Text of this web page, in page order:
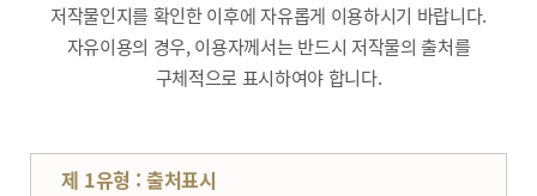
저작물인지를 확인한 이후에 자유롭게 이용하시기 바랍니다.
자유이용의 경우, 이용자께서는 반드시 저작물의 출처를
구체적으로 표시하여야 합니다.
제 1유형 : 출처표시